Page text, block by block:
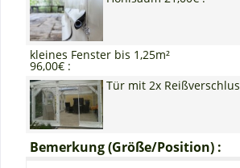
kleines Fenster bis 1,25m²
96,00€ :
Tür mit 2x
Bemerkung (Größe/Position) :